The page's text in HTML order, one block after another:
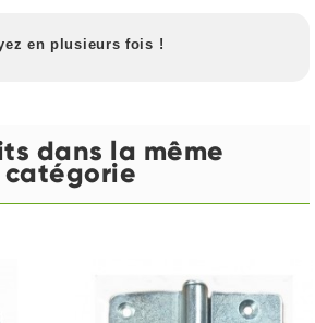
en plusieurs fois !
dans la même
catégorie